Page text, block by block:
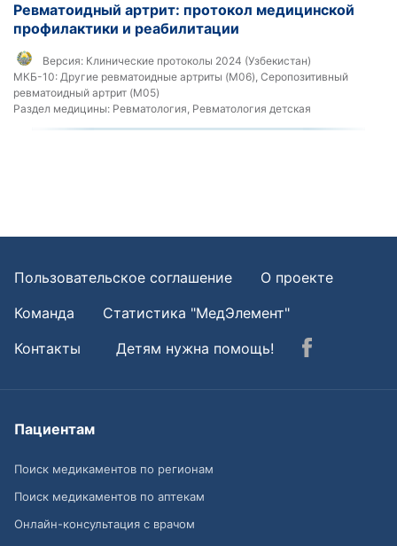
Ревматоидный артрит: протокол медицинской
профилактики и реабилитации
Версия: Клинические протоколы 2024 (Узбекистан)
МКБ-10: Другие ревматоидные артриты (M06), Серопозитивный
ревматоидный артрит (M05)
Раздел медицины: Ревматология, Ревматология детская
Пользовательское соглашение
О проекте
Команда
Статистика "МедЭлемент"
Контакты
Детям нужна помощь!
Пациентам
Поиск медикаментов по регионам
Поиск медикаментов по аптекам
Онлайн-консультация с врачом